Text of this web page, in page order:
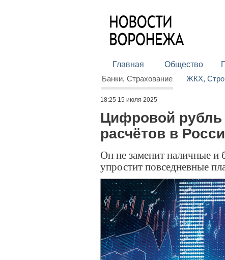
Главная Общество
Банки, Страхование
ЖКХ,
18:25 15 июля 2025
Цифровой
расчётов в
Он не заменит наличные и
упростит повседневные